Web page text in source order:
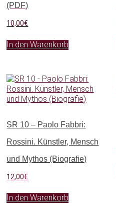
(PDF)
10,00€
In den Warenkorb
SR 10 – Paolo Fabbri:
Rossini. Künstler, Mensch
und Mythos (Biografie)
12,00€
In den Warenkorb